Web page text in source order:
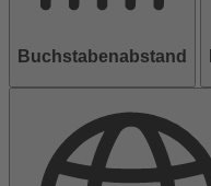
Buchstabenabstand